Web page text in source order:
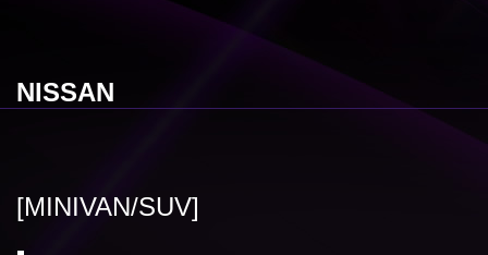
NISSAN
[MINIVAN/SUV]